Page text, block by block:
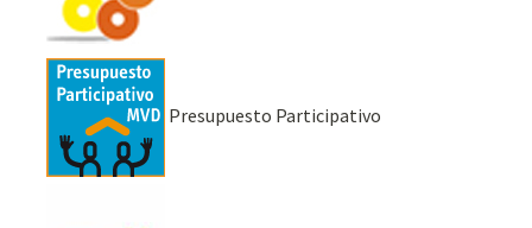
Presupuesto Participativo